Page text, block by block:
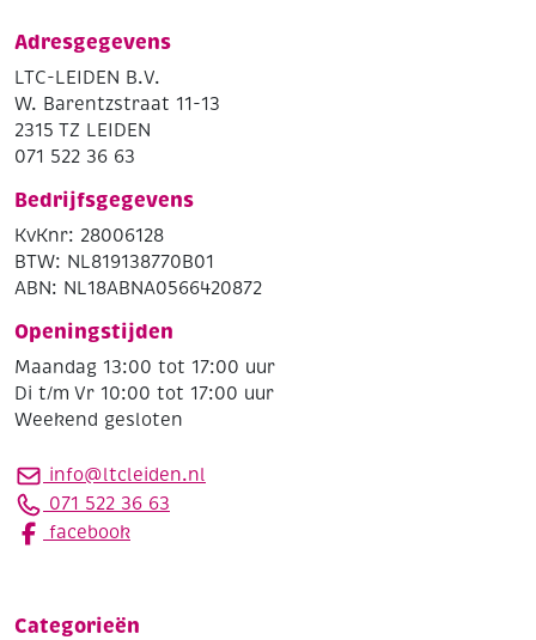
Adresgegevens
LTC-LEIDEN B.V.
W. Barentzstraat 11-13
2315 TZ LEIDEN
071 522 36 63
Bedrijfsgegevens
KvKnr: 28006128
BTW: NL819138770B01
ABN: NL18ABNA0566420872
Openingstijden
Maandag 13:00 tot 17:00 uur
Di t/m Vr 10:00 tot 17:00 uur
Weekend gesloten
info@ltcleiden.nl
071 522 36 63
facebook
Categorieën